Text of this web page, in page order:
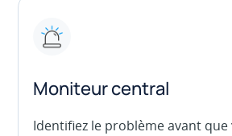
Moniteur central
Identifiez le problème avant que